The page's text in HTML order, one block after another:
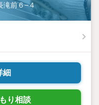
滝前６−４
細
り相談